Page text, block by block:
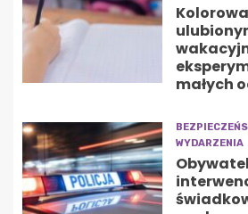
małych
WYDARZENIA